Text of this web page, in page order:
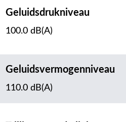
Geluidsdrukniveau
100.0 dB(A)
Geluidsvermogenniveau
110.0 dB(A)